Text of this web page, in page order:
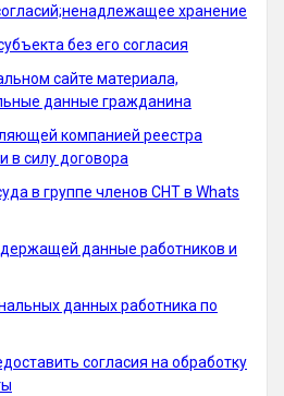
хранение
без его согласия
сайте материала,
данные гражданина
компанией реестра
в силу договора
в группе членов СНТ в Whats
данные работников и
данных работника по
согласия на обработку